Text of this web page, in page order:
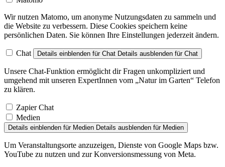
die Website zu verbessern. Diese Cookies speichern keine
persönlichen Daten. Sie können Ihre Einstellungen jederzeit ändern.
Unsere Chat-Funktion ermöglicht dir Fragen unkompliziert und
umgehend mit unseren ExpertInnen vom „Natur im Garten“ Telefon
zu klären.
Medien
Details einblenden
Um Veranstaltungsorte anzuzeigen, Dienste von Google Maps bzw.
YouTube zu nutzen und zur Konversionsmessung von Meta.